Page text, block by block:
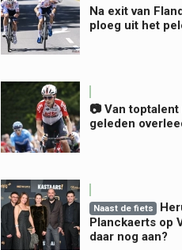
Na exit van
ploeg uit het
📷 Van
geleden
Naast de fiets
Planckaerts op
daar nog aan?